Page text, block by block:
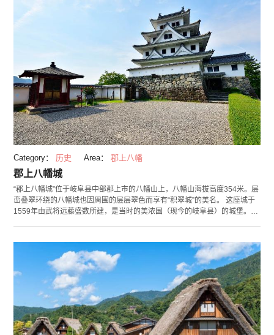
会举办菊花展，吸引很多人前往游览。
Category： 历史 Area： 郡上八幡
郡上八幡城
“郡上八幡城”位于岐阜县中部郡上市的八幡山上，八幡山海拔高度354米。层
峦叠翠环绕的八幡城也因周围的层层翠色而享有“积翠城”的美名。 这座城于
1559年由武将远藤盛数所建，是当时的美浓国（现今的岐阜县）的城堡。然
人所知。 近年，郡上八幡城作为赏云海的著名观景地受到瞩目。从晚秋到初
冬，清晨在八幡山周围形成的云海与郡上八幡城共同组成了一幅神秘的图
景，也由此，郡上八幡城得到了“天空之城”的美称。城堡东侧的256号国道的
堀越峡是个不错的观赏地。但请您注意，只有在诸气象条件具备时才能观测
到云海。冬天时会下雪，因此建议您游览时做好防寒措施。